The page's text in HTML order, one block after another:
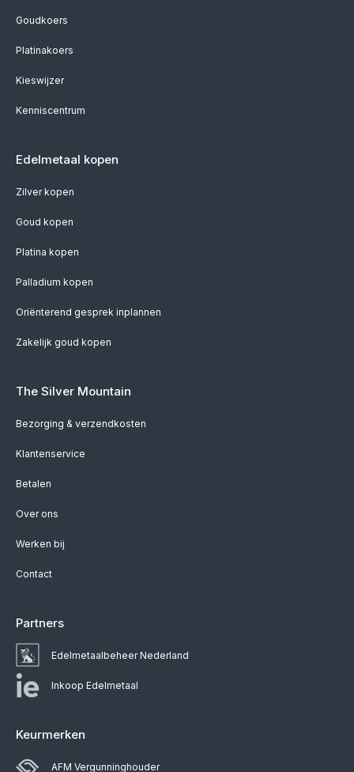
Goudkoers
Platinakoers
Kieswijzer
Kenniscentrum
Edelmetaal kopen
Zilver kopen
Goud kopen
Platina kopen
Palladium kopen
Oriënterend gesprek inplannen
Zakelijk goud kopen
The Silver Mountain
Bezorging & verzendkosten
Klantenservice
Betalen
Over ons
Werken bij
Contact
Partners
Edelmetaalbeheer Nederland
Inkoop Edelmetaal
Keurmerken
AFM Vergunninghouder